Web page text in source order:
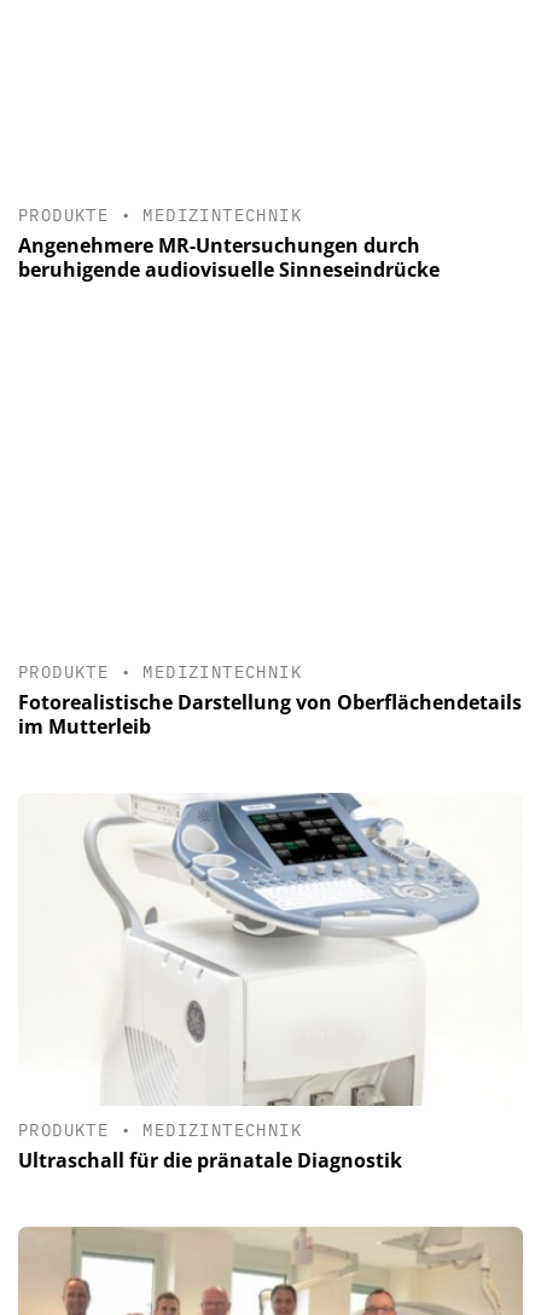
PRODUKTE • MEDIZINTECHNIK
Angenehmere MR-Untersuchungen durch
beruhigende audiovisuelle Sinneseindrücke
PRODUKTE • MEDIZINTECHNIK
Fotorealistische Darstellung von Oberflächendetails
im Mutterleib
PRODUKTE • MEDIZINTECHNIK
Ultraschall für die pränatale Diagnostik